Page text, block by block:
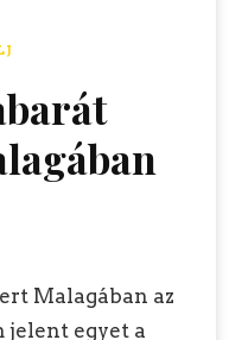
Malagában az
jelent egyet a